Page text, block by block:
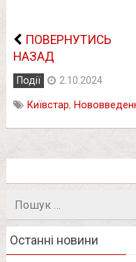
ПОВЕРНУТИСЬ
НАЗАД
Події 2.10.2024
Київстар,
Останні новини